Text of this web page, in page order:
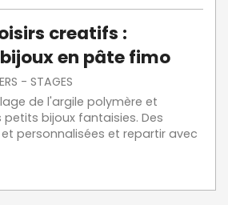
creatifs :
en pâte fimo
- STAGES
de l'argile polymère et
bijoux fantaisies. Des
personnalisées et repartir avec